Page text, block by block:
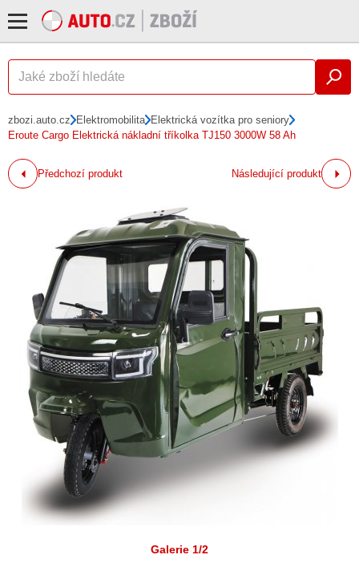
zbozi.auto.cz Elektromobilita Elektrická vozítka pro seniory
Eroute Cargo Elektrická nákladní tříkolka TJ150 3000W 58 Ah
Předchozí produkt Následující produkt
Galerie 1/2